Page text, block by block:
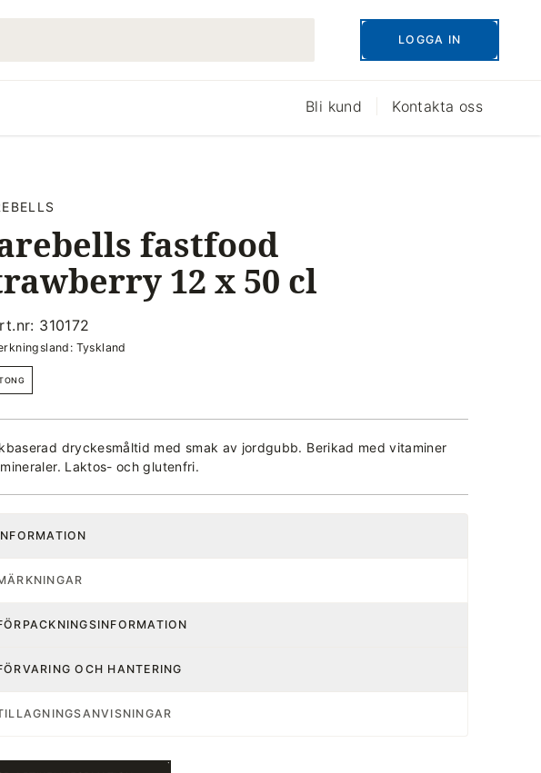
LOGGA IN
Bli kund Kontakta oss
fastfood
12 x 50 cl
310172
Tyskland
dryckesmåltid med smak av jordgubb. Berikad med vitaminer
Laktos- och glutenfri.
OCH HANTERING